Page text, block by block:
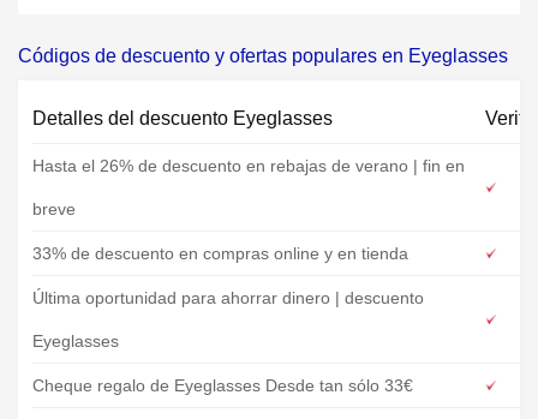
Códigos de descuento y ofertas populares en Eyeglasses
Detalles del descuento Eyeglasses
Hasta el 26% de descuento en rebajas de verano | fin en
breve
33% de descuento en compras online y en tienda
Última oportunidad para ahorrar dinero | descuento
Eyeglasses
Cheque regalo de Eyeglasses Desde tan sólo 33€